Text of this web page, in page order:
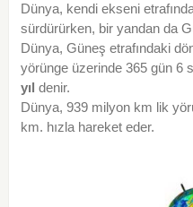
Dünya, kendi ekseni
sürdürürken, bir yandan da
Dünya, Güneş etrafındaki
yörünge üzerinde 365 gün 6
yıl denir.
Dünya, 939 milyon km lik
km. hızla hareket eder.